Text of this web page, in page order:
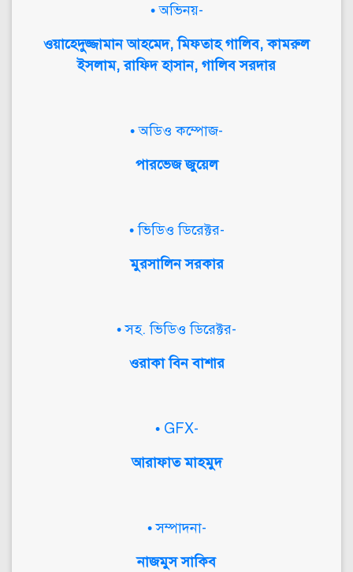
• অভিনয়-
ওয়াহেদুজ্জামান আহমেদ, মিফতাহ গালিব, কামরুল
ইসলাম, রাফিদ হাসান, গালিব সরদার
• অডিও কম্পোজ-
পারভেজ জুয়েল
• ভিডিও ডিরেক্টর-
মুরসালিন সরকার
• সহ. ভিডিও ডিরেক্টর-
ওরাকা বিন বাশার
• GFX-
আরাফাত মাহমুদ
• সম্পাদনা-
নাজমুস সাকিব